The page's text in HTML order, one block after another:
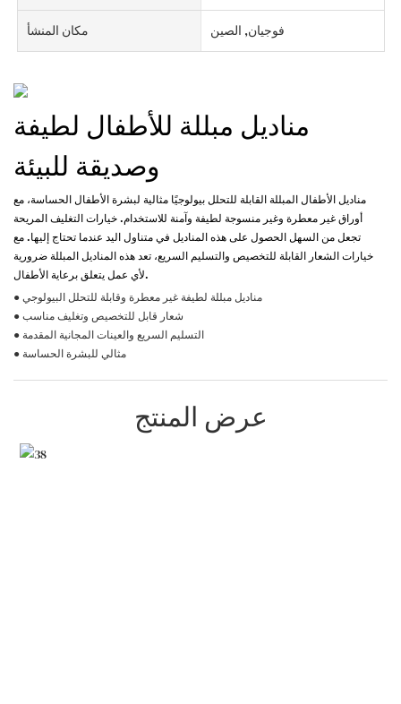
مكان المنشأ فوجيان, الصين
مناديل مبللة للأطفال لطيفة
مناديل الأطفال المبللة القابلة للتحلل بيولوجيًا مثالية لبشرة الأطفال الحساسة، مع
أوراق غير معطرة وغير منسوجة لطيفة وآمنة للاستخدام. خيارات التغليف المريحة
تجعل من السهل الحصول على هذه المناديل في متناول اليد عندما تحتاج إليها. مع
خيارات الشعار القابلة للتخصيص والتسليم السريع، تعد هذه المناديل المبللة ضرورية
لأي عمل يتعلق برعاية الأطفال.
● مناديل مبللة لطيفة غير معطرة وقابلة للتحلل البيولوجي
● شعار قابل للتخصيص وتغليف مناسب
● التسليم السريع والعينات المجانية المقدمة
● مثالي للبشرة الحساسة
عرض المنتج